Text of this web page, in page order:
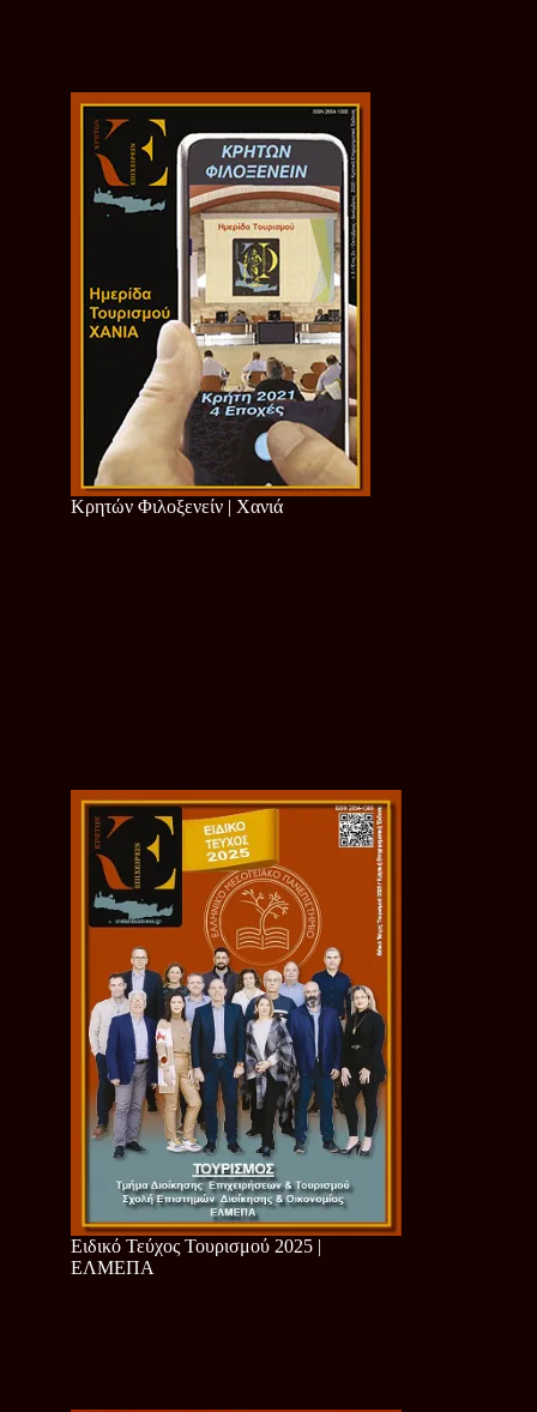
Κρητών Φιλοξενείν | Χανιά
Ειδικό Τεύχος Τουρισμού 2025 |
ΕΛΜΕΠΑ